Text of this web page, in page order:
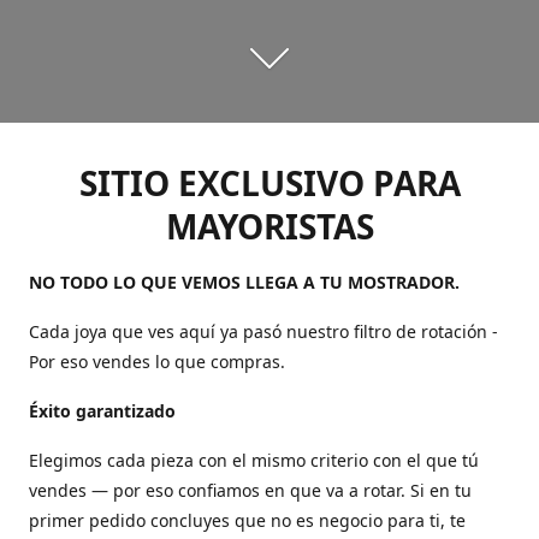
SITIO EXCLUSIVO PARA
MAYORISTAS
NO TODO LO QUE VEMOS LLEGA A TU MOSTRADOR.
Cada joya que ves aquí ya pasó nuestro filtro de rotación -
Por eso vendes lo que compras.
Éxito garantizado
Elegimos cada pieza con el mismo criterio con el que tú
vendes — por eso confiamos en que va a rotar. Si en tu
primer pedido concluyes que no es negocio para ti, te